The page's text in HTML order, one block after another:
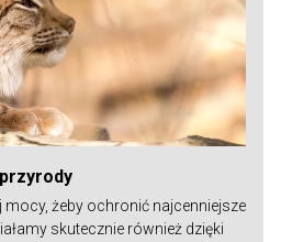
żeby ochronić najcenniejsze
skutecznie również dzięki